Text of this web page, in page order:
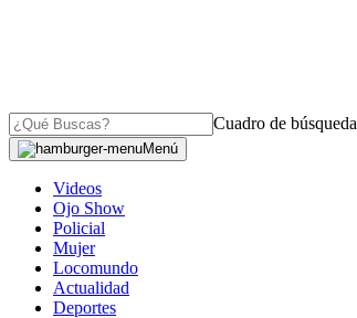
Cuadro de búsqueda
Menú
Videos
Ojo Show
Policial
Mujer
Locomundo
Actualidad
Deportes